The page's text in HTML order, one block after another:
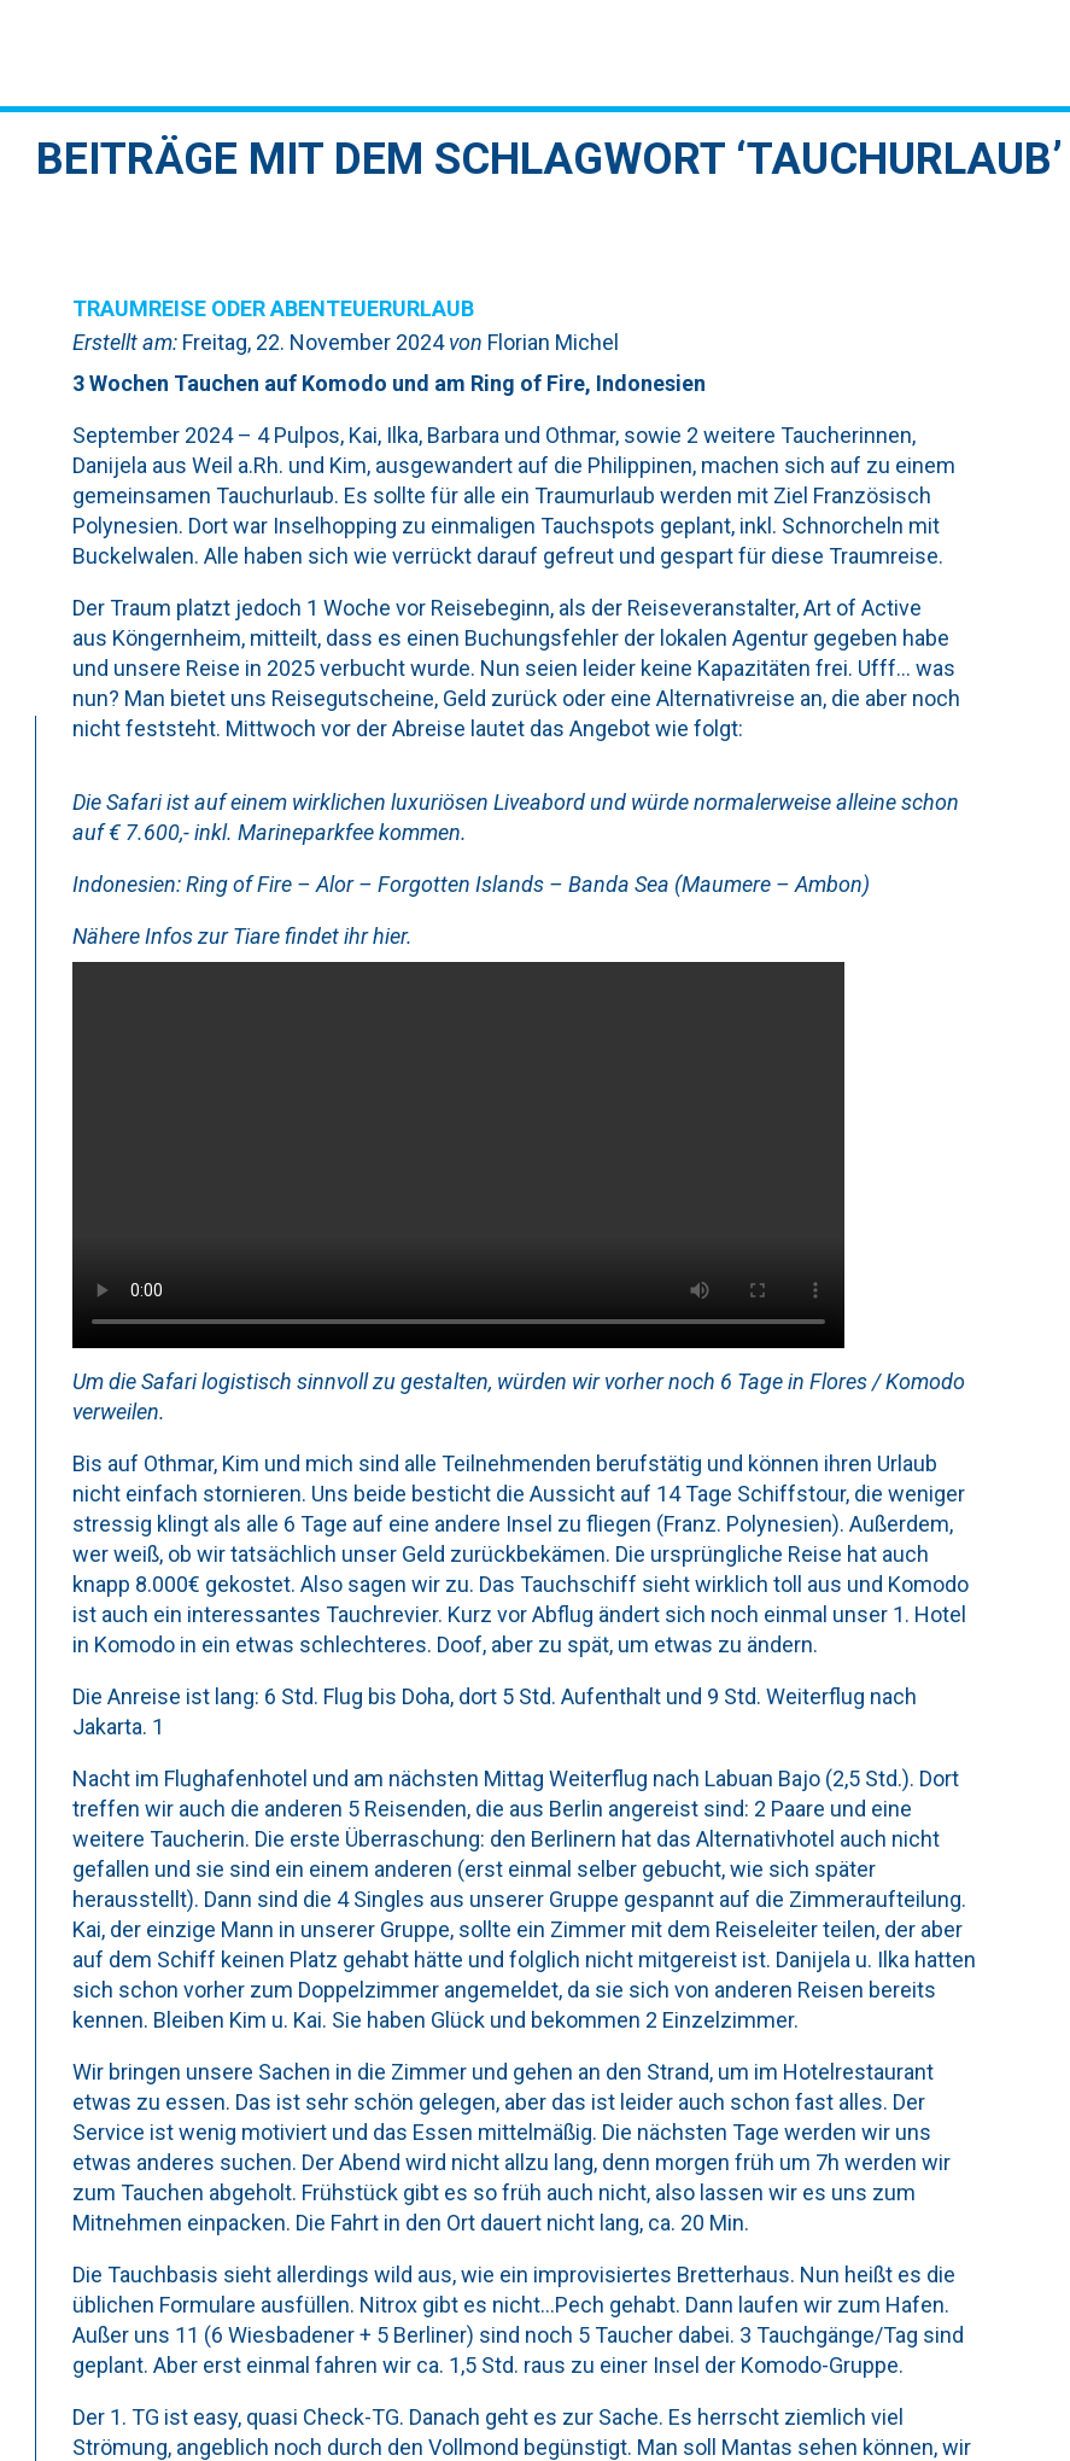
BEITRÄGE MIT DEM SCHLAGWORT ‘TAUCHURLAUB’
TRAUMREISE ODER ABENTEUERURLAUB
Erstellt am: Freitag, 22. November 2024von Florian Michel
3 Wochen Tauchen auf Komodo und am Ring of Fire, Indonesien
September 2024 – 4 Pulpos, Kai, Ilka, Barbara und Othmar, sowie 2 weitere Taucherinnen,
Danijela aus Weil a.Rh. und Kim, ausgewandert auf die Philippinen, machen sich auf zu einem
gemeinsamen Tauchurlaub. Es sollte für alle ein Traumurlaub werden mit Ziel Französisch
Polynesien. Dort war Inselhopping zu einmaligen Tauchspots geplant, inkl. Schnorcheln mit
Buckelwalen. Alle haben sich wie verrückt darauf gefreut und gespart für diese Traumreise.
Der Traum platzt jedoch 1 Woche vor Reisebeginn, als der Reiseveranstalter, Art of Active
aus Köngernheim, mitteilt, dass es einen Buchungsfehler der lokalen Agentur gegeben habe
und unsere Reise in 2025 verbucht wurde. Nun seien leider keine Kapazitäten frei. Ufff… was
nun? Man bietet uns Reisegutscheine, Geld zurück oder eine Alternativreise an, die aber noch
nicht feststeht. Mittwoch vor der Abreise lautet das Angebot wie folgt:
Die Safari ist auf einem wirklichen luxuriösen Liveabord und würde normalerweise alleine schon
auf € 7.600,- inkl. Marineparkfee kommen.
Indonesien: Ring of Fire – Alor – Forgotten Islands – Banda Sea (Maumere – Ambon)
Nähere Infos zur Tiare findet ihr hier.
Um die Safari logistisch sinnvoll zu gestalten, würden wir vorher noch 6 Tage in Flores / Komodo
verweilen.
Bis auf Othmar, Kim und mich sind alle Teilnehmenden berufstätig und können ihren Urlaub
nicht einfach stornieren. Uns beide besticht die Aussicht auf 14 Tage Schiffstour, die weniger
stressig klingt als alle 6 Tage auf eine andere Insel zu fliegen (Franz. Polynesien). Außerdem,
wer weiß, ob wir tatsächlich unser Geld zurückbekämen. Die ursprüngliche Reise hat auch
knapp 8.000€ gekostet. Also sagen wir zu. Das Tauchschiff sieht wirklich toll aus und Komodo
ist auch ein interessantes Tauchrevier. Kurz vor Abflug ändert sich noch einmal unser 1. Hotel
in Komodo in ein etwas schlechteres. Doof, aber zu spät, um etwas zu ändern.
Die Anreise ist lang: 6 Std. Flug bis Doha, dort 5 Std. Aufenthalt und 9 Std. Weiterflug nach
Jakarta. 1
Nacht im Flughafenhotel und am nächsten Mittag Weiterflug nach Labuan Bajo (2,5 Std.). Dort
treffen wir auch die anderen 5 Reisenden, die aus Berlin angereist sind: 2 Paare und eine
weitere Taucherin. Die erste Überraschung: den Berlinern hat das Alternativhotel auch nicht
gefallen und sie sind ein einem anderen (erst einmal selber gebucht, wie sich später
herausstellt). Dann sind die 4 Singles aus unserer Gruppe gespannt auf die Zimmeraufteilung.
Kai, der einzige Mann in unserer Gruppe, sollte ein Zimmer mit dem Reiseleiter teilen, der aber
auf dem Schiff keinen Platz gehabt hätte und folglich nicht mitgereist ist. Danijela u. Ilka hatten
sich schon vorher zum Doppelzimmer angemeldet, da sie sich von anderen Reisen bereits
kennen. Bleiben Kim u. Kai. Sie haben Glück und bekommen 2 Einzelzimmer.
Wir bringen unsere Sachen in die Zimmer und gehen an den Strand, um im Hotelrestaurant
etwas zu essen. Das ist sehr schön gelegen, aber das ist leider auch schon fast alles. Der
Service ist wenig motiviert und das Essen mittelmäßig. Die nächsten Tage werden wir uns
etwas anderes suchen. Der Abend wird nicht allzu lang, denn morgen früh um 7h werden wir
zum Tauchen abgeholt. Frühstück gibt es so früh auch nicht, also lassen wir es uns zum
Mitnehmen einpacken. Die Fahrt in den Ort dauert nicht lang, ca. 20 Min.
Die Tauchbasis sieht allerdings wild aus, wie ein improvisiertes Bretterhaus. Nun heißt es die
üblichen Formulare ausfüllen. Nitrox gibt es nicht…Pech gehabt. Dann laufen wir zum Hafen.
Außer uns 11 (6 Wiesbadener + 5 Berliner) sind noch 5 Taucher dabei. 3 Tauchgänge/Tag sind
geplant. Aber erst einmal fahren wir ca. 1,5 Std. raus zu einer Insel der Komodo-Gruppe.
Der 1. TG ist easy, quasi Check-TG. Danach geht es zur Sache. Es herrscht ziemlich viel
Strömung, angeblich noch durch den Vollmond begünstigt. Man soll Mantas sehen können, wir